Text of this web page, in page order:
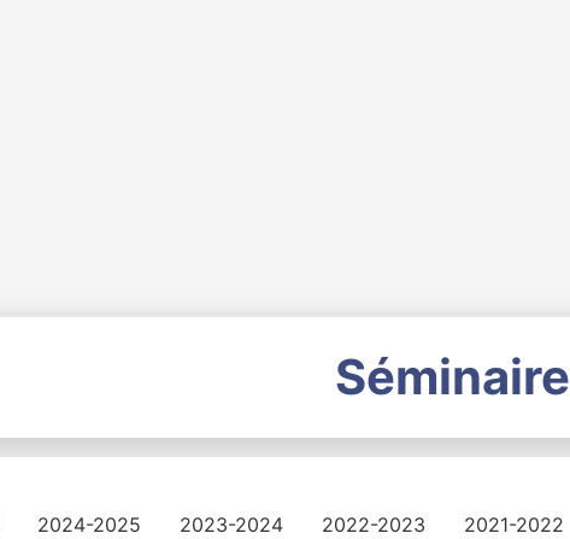
Séminaire
2024-2025 2023-2024 2022-2023 2021-2022